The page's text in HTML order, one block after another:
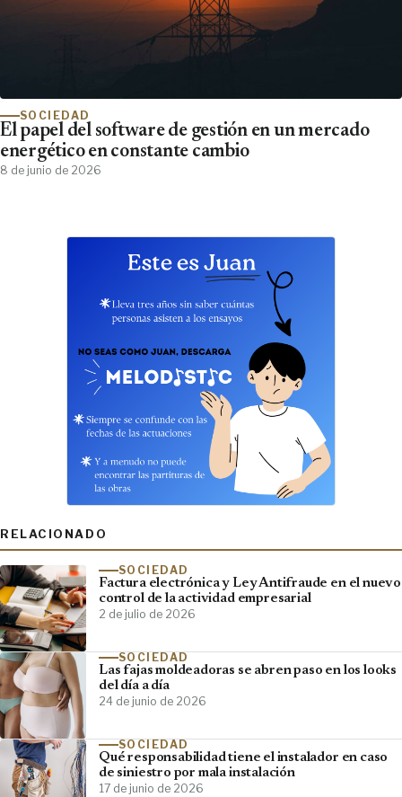
SOCIEDAD
El papel del software de gestión en un mercado
energético en constante cambio
8 de junio de 2026
RELACIONADO
SOCIEDAD
Factura electrónica y Ley Antifraude en el nuevo
control de la actividad empresarial
2 de julio de 2026
SOCIEDAD
Las fajas moldeadoras se abren paso en los looks
del día a día
24 de junio de 2026
SOCIEDAD
Qué responsabilidad tiene el instalador en caso
de siniestro por mala instalación
17 de junio de 2026